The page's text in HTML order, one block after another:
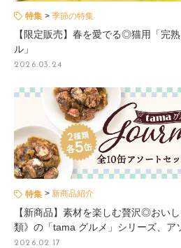
特集 季節の特集
【限定販売】春を愛でる◎猫用「完
ル」
2026.03.24
特集 新商品紹介
【新商品】素材を楽しむ贅沢◎おい
類》の「tama グルメ」シリーズ、ア
2026.02.17